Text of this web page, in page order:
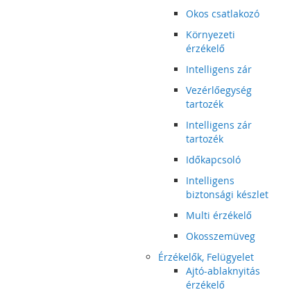
Okos csatlakozó
Környezeti
érzékelő
Intelligens zár
Vezérlőegység
tartozék
Intelligens zár
tartozék
Időkapcsoló
Intelligens
biztonsági készlet
Multi érzékelő
Okosszemüveg
Érzékelők, Felügyelet
Ajtó-ablaknyitás
érzékelő